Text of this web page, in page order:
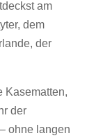
am
dem
der
Kasematten,
der
ohne langen